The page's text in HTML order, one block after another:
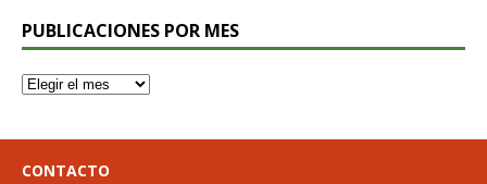
PUBLICACIONES POR MES
CONTACTO